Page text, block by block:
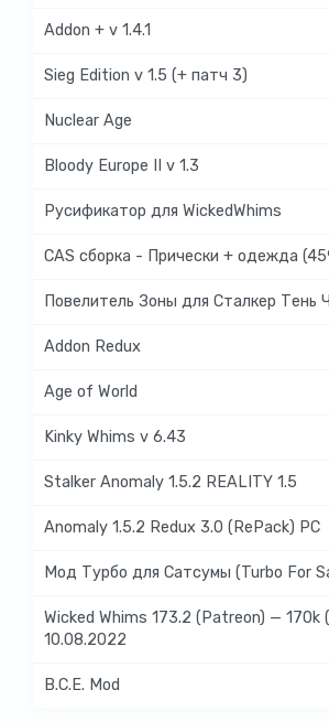
Addon + v 1.4.1
Sieg Edition v 1.5 (+ патч 3)
Nuclear Age
Bloody Europe II v 1.3
Русификатор для WickedWhims
CAS сборка - Прически + одежда
Повелитель Зоны для Сталкер Тень
Addon Redux
Age of World
Kinky Whims v 6.43
Stalker Anomaly 1.5.2 REALITY 1.5
Anomaly 1.5.2 Redux 3.0 (RePack) PC
Мод Турбо для Сатсумы (Turbo For
Wicked Whims 173.2 (Patreon) — 170k
10.08.2022
B.C.E. Mod